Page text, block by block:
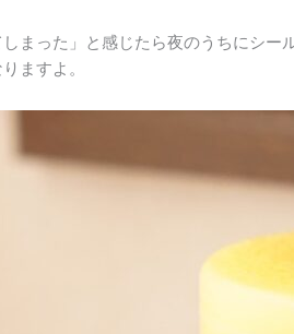
まった」と感じたら夜のうちにシ
ますよ。